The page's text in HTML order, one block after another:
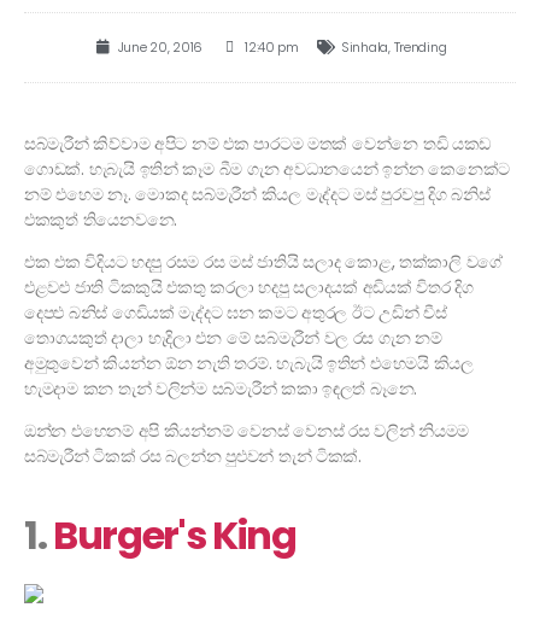
June 20, 2016 12:40 pm Sinhala,Trending
සබ්මැරීන් කිව්වාම අපිට නම් එක පාරටම මතක් වෙන්නෙ තඩි යකඩ
ගොඩක්. හැබැයි ඉතින් කෑම බීම ගැන අවධානයෙන් ඉන්න කෙනෙක්ට
නම් එහෙම නෑ. මොකද සබ්මැරීන් කියල මැද්දට මස් පුරවපු දිග බනිස්
එකකුත් තියෙනවනෙ.
එක එක විදියට හදපු රසම රස මස් ජාතියි සලාද කොළ, තක්කාලි වගේ
එළවළු ජාති ටිකකුයි එකතු කරලා හදපු සලාදයක් අඩියක් විතර දිග
දෙපළු බනිස් ගෙඩියක් මැද්දට ඝන කමට අතුරල ඊට උඩින් චීස්
තොගයකුත් දාලා හැදිලා එන මේ සබ්මැරීන් වල රස ගැන නම්
අමුතුවෙන් කියන්න ඕන නැති තරම්. හැබැයි ඉතින් එහෙමයි කියල
හැමදාම කන තැන් වලින්ම සබ්මැරීන් කකා ඉඳලත් බෑනෙ.
ඔන්න එහෙනම් අපි කියන්නම් වෙනස් වෙනස් රස වලින් නියමම
සබ්මැරීන් ටිකක් රස බලන්න පුළුවන් තැන් ටිකක්.
1.Burger's King